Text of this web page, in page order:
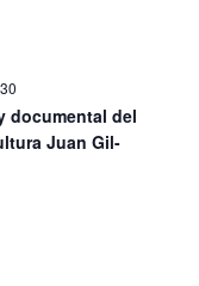
documental del
Juan Gil-